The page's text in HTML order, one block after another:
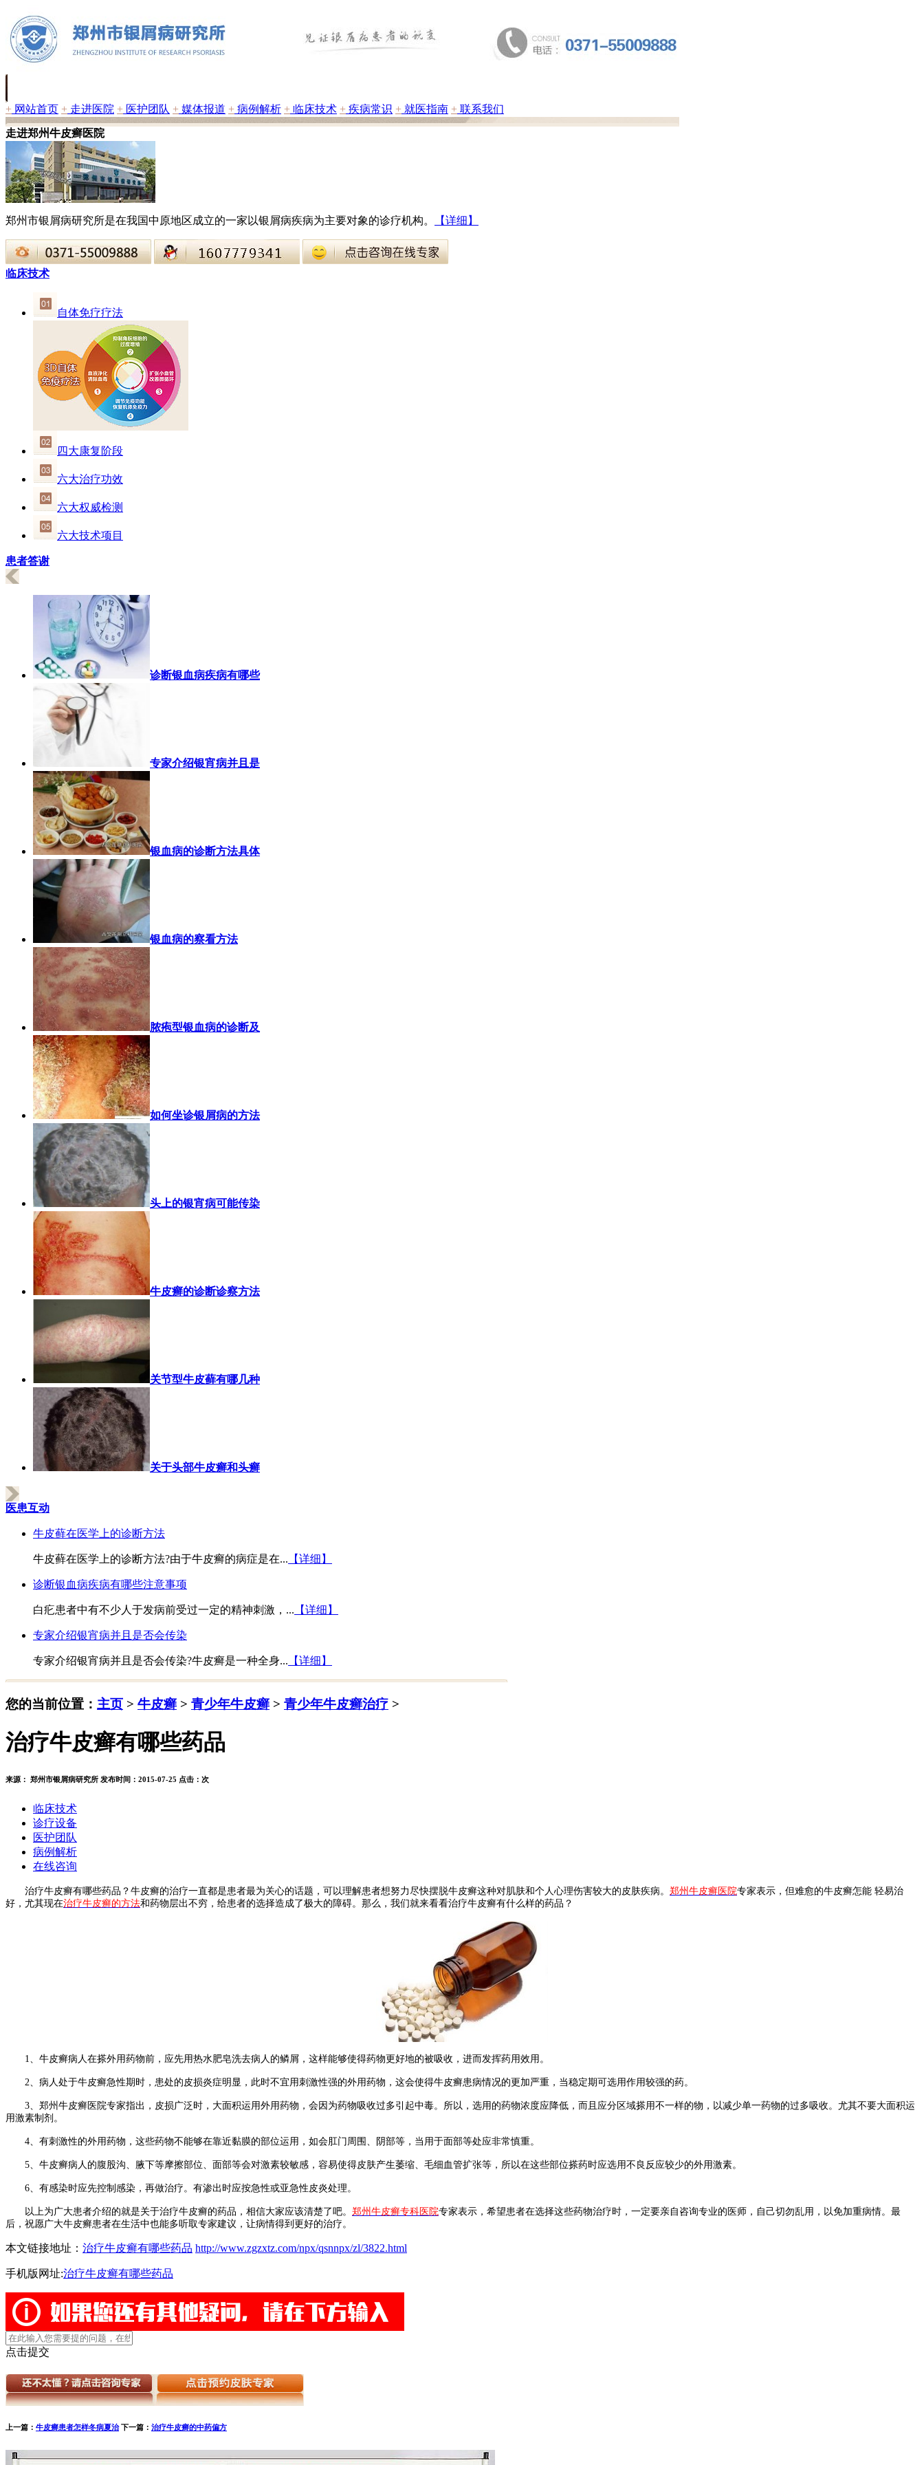
+ 网站首页 + 走进医院 + 医护团队 + 媒体报道 + 病例解析 + 临床技术 + 疾病常识 + 就医指南 + 联系我们
走进郑州牛皮癣医院
郑州市银屑病研究所是在我国中原地区成立的一家以银屑病疾病为主要对象的诊疗机构。 【详细】
临床技术
自体免疗疗法
四大康复阶段
六大治疗功效
六大权威检测
六大技术项目
患者答谢
诊断银血病疾病有哪些
专家介绍银宵病并且是
银血病的诊断方法具体
银血病的察看方法
脓疱型银血病的诊断及
如何坐诊银屑病的方法
头上的银宵病可能传染
牛皮癣的诊断诊察方法
关节型牛皮藓有哪几种
关于头部牛皮癣和头癣
医患互动
牛皮藓在医学上的诊断方法
牛皮藓在医学上的诊断方法?由于牛皮癣的病症是在... 【详细】
诊断银血病疾病有哪些注意事项
白疕患者中有不少人于发病前受过一定的精神刺激，... 【详细】
专家介绍银宵病并且是否会传染
专家介绍银宵病并且是否会传染?牛皮癣是一种全身... 【详细】
您的当前位置： 主页 > 牛皮癣 > 青少年牛皮癣 > 青少年牛皮癣治疗 >
治疗牛皮癣有哪些药品
来源： 郑州市银屑病研究所 发布时间：2015-07-25 点击： 次
临床技术
诊疗设备
医护团队
病例解析
在线咨询
治疗牛皮癣有哪些药品？牛皮癣的治疗一直都是患者最为关心的话题，可以理解患者想努力尽快摆脱牛皮癣这种对肌肤和个人心理伤害较大的皮肤疾病。 郑州牛皮癣医院专家表示，但难愈的牛皮癣怎能 轻易治
好，尤其现在治疗牛皮癣的方法和药物层出不穷，给患者的选择造成了极大的障碍。那么，我们就来看看治疗牛皮癣有什么样的药品？
1、牛皮癣病人在搽外用药物前，应先用热水肥皂洗去病人的鳞屑，这样能够使得药物更好地的被吸收，进而发挥药用效用。
2、病人处于牛皮癣急性期时，患处的皮损炎症明显，此时不宜用刺激性强的外用药物，这会使得牛皮癣患病情况的更加严重，当稳定期可选用作用较强的药。
3、郑州牛皮癣医院专家指出，皮损广泛时，大面积运用外用药物，会因为药物吸收过多引起中毒。所以，选用的药物浓度应降低，而且应分区域搽用不一样的物，以减少单一药物的过多吸收。尤其不要大面积运
用激素制剂。
4、有刺激性的外用药物，这些药物不能够在靠近黏膜的部位运用，如会肛门周围、阴部等，当用于面部等处应非常慎重。
5、牛皮癣病人的腹股沟、腋下等摩擦部位、面部等会对激素较敏感，容易使得皮肤产生萎缩、毛细血管扩张等，所以在这些部位搽药时应选用不良反应较少的外用激素。
6、有感染时应先控制感染，再做治疗。有渗出时应按急性或亚急性皮炎处理。
以上为广大患者介绍的就是关于治疗牛皮癣的药品，相信大家应该清楚了吧。 郑州牛皮癣专科医院专家表示，希望患者在选择这些药物治疗时，一定要亲自咨询专业的医师，自己切勿乱用，以免加重病情。最
后，祝愿广大牛皮癣患者在生活中也能多听取专家建议，让病情得到更好的治疗。
本文链接地址： 治疗牛皮癣有哪些药品 http://www.zgzxtz.com/npx/qsnnpx/zl/3822.html
手机版网址:治疗牛皮癣有哪些药品
点击提交
上一篇： 牛皮癣患者怎样冬病夏治下一篇： 治疗牛皮癣的中药偏方